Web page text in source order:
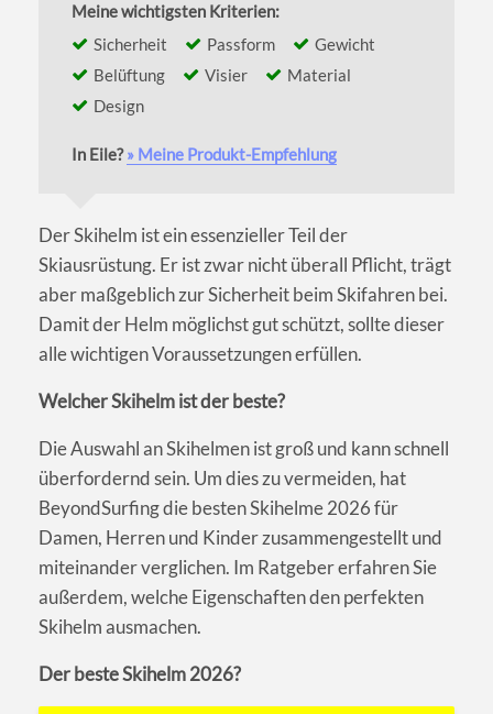
Meine wichtigsten Kriterien:
Sicherheit
Passform
Gewicht
Belüftung
Visier
Material
Design
In Eile?» Meine Produkt-Empfehlung
Der Skihelm ist ein essenzieller Teil der
Skiausrüstung. Er ist zwar nicht überall Pflicht, trägt
aber maßgeblich zur Sicherheit beim Skifahren bei.
Damit der Helm möglichst gut schützt, sollte dieser
alle wichtigen Voraussetzungen erfüllen.
Welcher Skihelm ist der beste?
Die Auswahl an Skihelmen ist groß und kann schnell
überfordernd sein. Um dies zu vermeiden, hat
BeyondSurfing die besten Skihelme 2026 für
Damen, Herren und Kinder zusammengestellt und
miteinander verglichen. Im Ratgeber erfahren Sie
außerdem, welche Eigenschaften den perfekten
Skihelm ausmachen.
Der beste Skihelm 2026?